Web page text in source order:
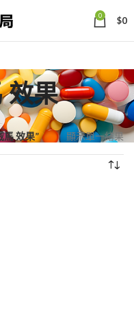
0 $0
效果
馬 效果” 顯示單一結果